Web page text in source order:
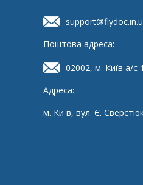
Поштова адреса:
02002, м. Київ а/с
Адреса:
м. Київ, вул. Є.